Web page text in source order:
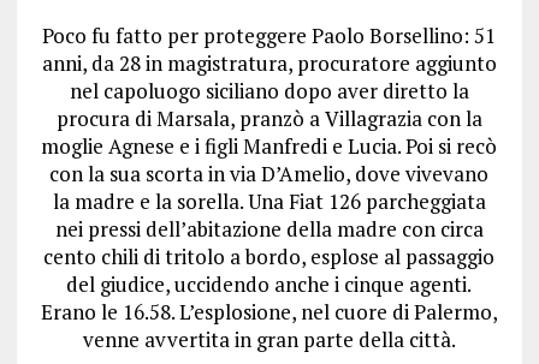
Poco fu fatto per proteggere Paolo Borsellino: 51
anni, da 28 in magistratura, procuratore aggiunto
nel capoluogo siciliano dopo aver diretto la
procura di Marsala, pranzò a Villagrazia con la
moglie Agnese e i figli Manfredi e Lucia. Poi si recò
con la sua scorta in via D’Amelio, dove vivevano
la madre e la sorella. Una Fiat 126 parcheggiata
nei pressi dell’abitazione della madre con circa
cento chili di tritolo a bordo, esplose al passaggio
del giudice, uccidendo anche i cinque agenti.
Erano le 16.58. L’esplosione, nel cuore di Palermo,
venne avvertita in gran parte della città.